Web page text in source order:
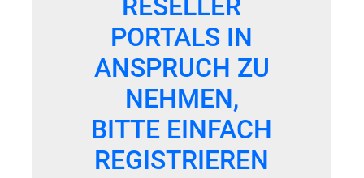
PORTALS IN
ANSPRUCH ZU
NEHMEN,
BITTE EINFACH
REGISTRIEREN